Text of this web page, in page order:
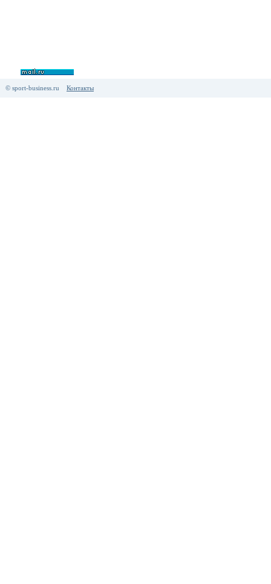
© sport-business.ru Контакты